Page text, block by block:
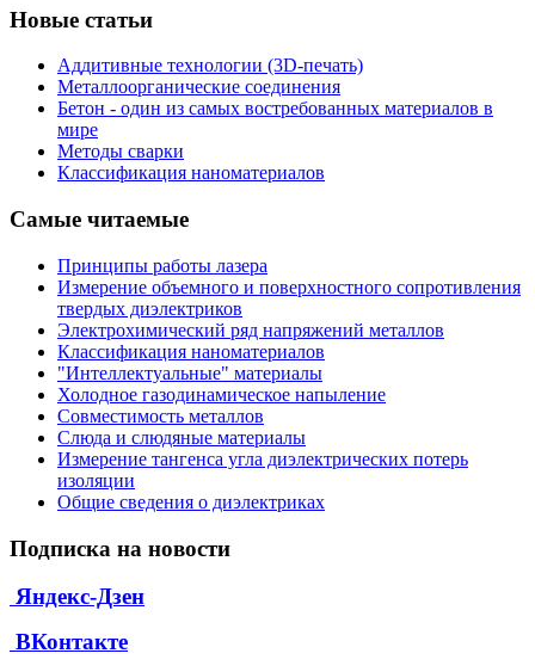
Новые статьи
Аддитивные технологии (3D-печать)
Металлоорганические соединения
Бетон - один из самых востребованных материалов в
мире
Методы сварки
Классификация наноматериалов
Самые читаемые
Принципы работы лазера
Измерение объемного и поверхностного сопротивления
твердых диэлектриков
Электрохимический ряд напряжений металлов
Классификация наноматериалов
"Интеллектуальные" материалы
Холодное газодинамическое напыление
Совместимость металлов
Слюда и слюдяные материалы
Измерение тангенса угла диэлектрических потерь
изоляции
Общие сведения о диэлектриках
Подписка на новости
Яндекс-Дзен
ВКонтакте